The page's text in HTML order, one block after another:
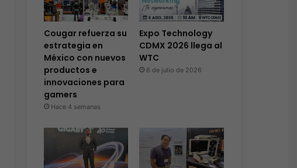
Cougar refuerza su
estrategia en
México con nuevos
productos e
innovaciones para
gamers
Hace 4 semanas
Expo Technology
CDMX 2026 llega al
WTC
6 de julio de 2026